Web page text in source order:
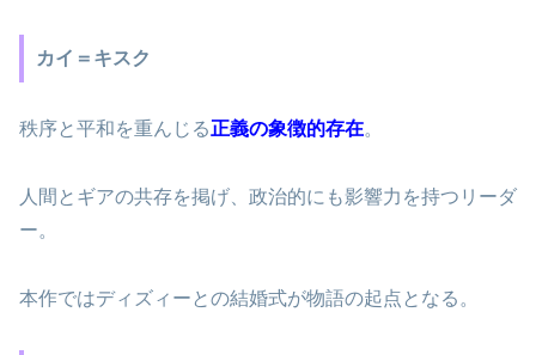
カイ＝キスク
秩序と平和を重んじる正義の象徴的存在。
人間とギアの共存を掲げ、政治的にも影響力を持つリーダ
ー。
本作ではディズィーとの結婚式が物語の起点となる。